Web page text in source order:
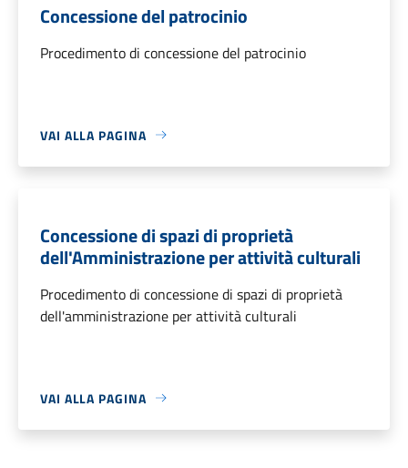
Concessione del patrocinio
Procedimento di concessione del patrocinio
VAI ALLA PAGINA
Concessione di spazi di proprietà
dell'Amministrazione per attività culturali
Procedimento di concessione di spazi di proprietà
dell'amministrazione per attività culturali
VAI ALLA PAGINA